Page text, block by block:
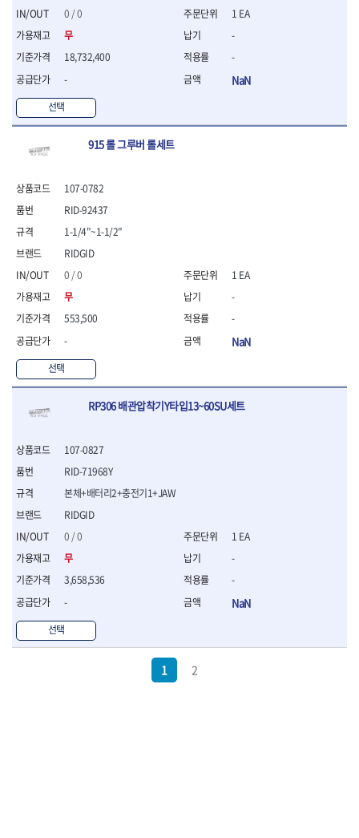
기타 작업공구
- 헤라
- 케이스
- 수리키트
0 / 0
무
18,732,400
-
선택
1 EA
-
-
NaN
915 롤 그루버 롤세트
107-0782
RIDGID
0 / 0
무
553,500
-
선택
RID-92437
1-1/4"~1-1/2"
1 EA
-
-
NaN
RP306 배관압착기Y타입13~60SU세트
107-0827
RIDGID
0 / 0
무
3,658,536
-
선택
RID-71968Y
본체+배터리2+충전기1+JAW
1 EA
-
-
NaN
1 2